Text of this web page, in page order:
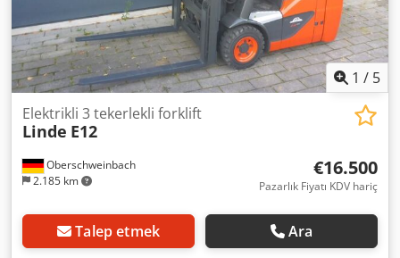
1 / 5
Oberschweinbach
2.185 km
Elektrikli 3 tekerlekli forklift
Linde E12
€16.500
Pazarlık Fiyatı KDV hariç
Talep etmek Ara